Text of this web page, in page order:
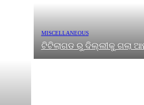
MISCELLANEOUS
ଟିଟିଲାଗଡ ରୁ ଦିଲ୍ଲୀକୁ ଗଲା